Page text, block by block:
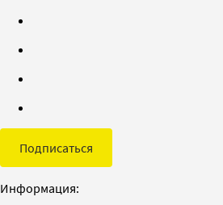
Подписаться
Информация: